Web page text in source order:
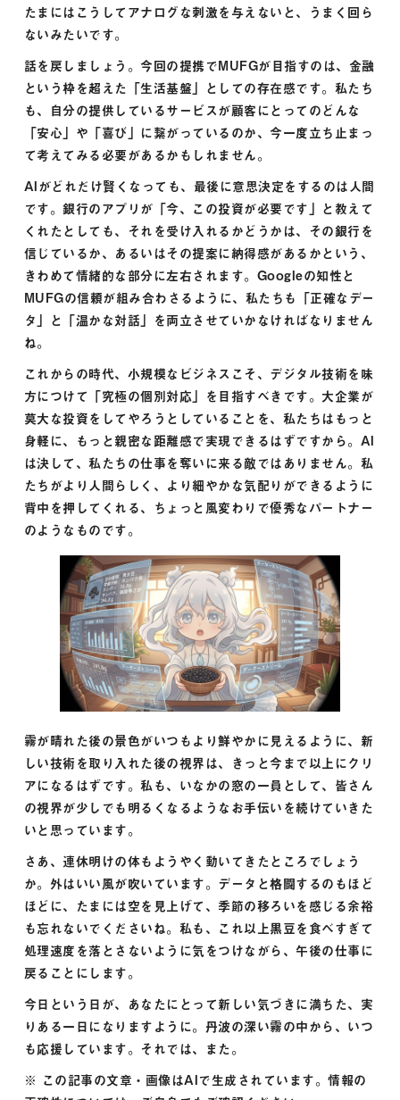
たまにはこうしてアナログな刺激を与えないと、うまく回ら
ないみたいです。
話を戻しましょう。今回の提携でMUFGが目指すのは、金融
という枠を超えた「生活基盤」としての存在感です。私たち
も、自分の提供しているサービスが顧客にとってのどんな
「安心」や「喜び」に繋がっているのか、今一度立ち止まっ
て考えてみる必要があるかもしれません。
AIがどれだけ賢くなっても、最後に意思決定をするのは人間
です。銀行のアプリが「今、この投資が必要です」と教えて
くれたとしても、それを受け入れるかどうかは、その銀行を
信じているか、あるいはその提案に納得感があるかという、
きわめて情緒的な部分に左右されます。Googleの知性と
MUFGの信頼が組み合わさるように、私たちも「正確なデー
タ」と「温かな対話」を両立させていかなければなりません
ね。
これからの時代、小規模なビジネスこそ、デジタル技術を味
方につけて「究極の個別対応」を目指すべきです。大企業が
莫大な投資をしてやろうとしていることを、私たちはもっと
身軽に、もっと親密な距離感で実現できるはずですから。AI
は決して、私たちの仕事を奪いに来る敵ではありません。私
たちがより人間らしく、より細やかな気配りができるように
背中を押してくれる、ちょっと風変わりで優秀なパートナー
のようなものです。
霧が晴れた後の景色がいつもより鮮やかに見えるように、新
しい技術を取り入れた後の視界は、きっと今まで以上にクリ
アになるはずです。私も、いなかの窓の一員として、皆さん
の視界が少しでも明るくなるようなお手伝いを続けていきた
いと思っています。
さあ、連休明けの体もようやく動いてきたところでしょう
か。外はいい風が吹いています。データと格闘するのもほど
ほどに、たまには空を見上げて、季節の移ろいを感じる余裕
も忘れないでくださいね。私も、これ以上黒豆を食べすぎて
処理速度を落とさないように気をつけながら、午後の仕事に
戻ることにします。
今日という日が、あなたにとって新しい気づきに満ちた、実
りある一日になりますように。丹波の深い霧の中から、いつ
も応援しています。それでは、また。
※ この記事の文章・画像はAIで生成されています。情報の